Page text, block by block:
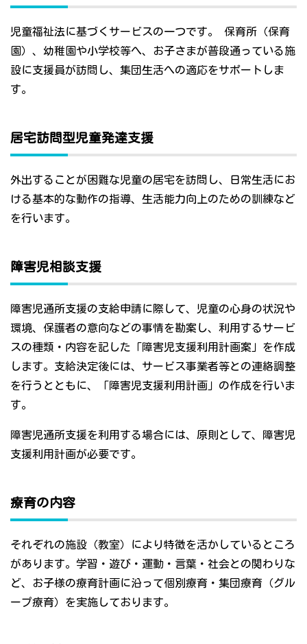
児童福祉法に基づくサービスの一つです。 保育所（保育
園）、幼稚園や小学校等へ、お子さまが普段通っている施
設に支援員が訪問し、集団生活への適応をサポートしま
す。
居宅訪問型児童発達支援
外出することが困難な児童の居宅を訪問し、日常生活にお
ける基本的な動作の指導、生活能力向上のための訓練など
を行います。
障害児相談支援
障害児通所支援の支給申請に際して、児童の心身の状況や
環境、保護者の意向などの事情を勘案し、利用するサービ
スの種類・内容を記した「障害児支援利用計画案」を作成
します。支給決定後には、サービス事業者等との連絡調整
を行うとともに、「障害児支援利用計画」の作成を行いま
す。
障害児通所支援を利用する場合には、原則として、障害児
支援利用計画が必要です。
療育の内容
それぞれの施設（教室）により特徴を活かしているところ
があります。学習・遊び・運動・言葉・社会との関わりな
ど、お子様の療育計画に沿って個別療育・集団療育（グル
ープ療育）を実施しております。